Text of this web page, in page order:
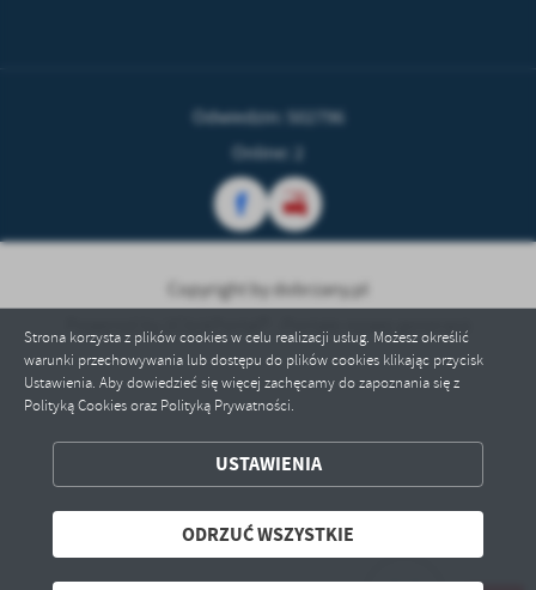
Strona korzysta z plików cookies w celu realizacji usług. Możesz określić
warunki przechowywania lub dostępu do plików cookies klikając przycisk
Ustawienia. Aby dowiedzieć się więcej zachęcamy do zapoznania się z
Polityką Cookies oraz Polityką Prywatności.
USTAWIENIA
ODRZUĆ WSZYSTKIE
ZAPISZ WYBRANE
ODRZUĆ WSZYSTKIE
ZEZWÓL NA WSZYSTKIE
Odwiedzin: 502796
Online: 2
Copyright by dobrzany.pl
Powered by 2ClickPortal® - Portale nowej generacji